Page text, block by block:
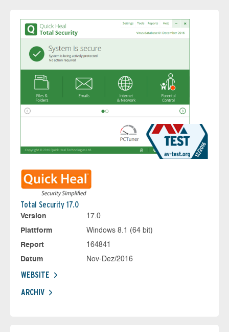
Total Security 17.0
Version
17.0
Plattform
Windows 8.1 (64 bit)
Report
164841
Datum
Nov-Dez/2016
WEBSITE
ARCHIV